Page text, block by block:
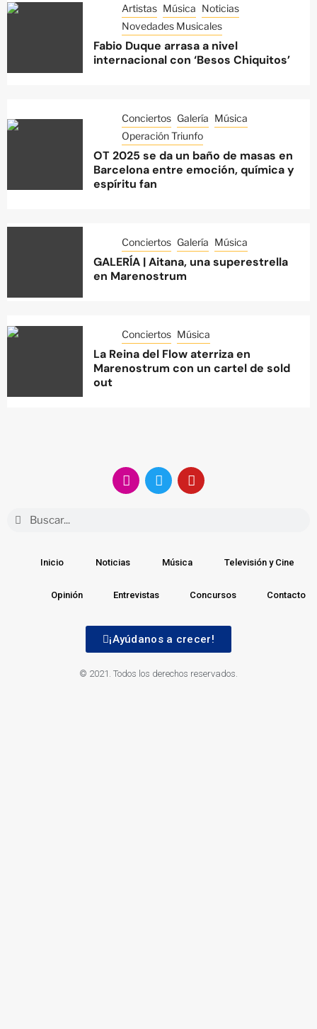
Artistas Música Noticias
Novedades Musicales
Fabio Duque arrasa a nivel
internacional con ‘Besos Chiquitos’
Conciertos Galería Música
Operación Triunfo
OT 2025 se da un baño de masas en
Barcelona entre emoción, química y
espíritu fan
Conciertos Galería Música
GALERÍA | Aitana, una superestrella
en Marenostrum
Conciertos Música
La Reina del Flow aterriza en
Marenostrum con un cartel de sold
out
Inicio Noticias Música Televisión y Cine
Opinión Entrevistas Concursos Contacto
¡Ayúdanos a crecer!
© 2021. Todos los derechos reservados.